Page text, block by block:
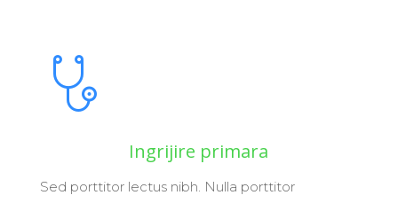
Ingrijire primara
Sed porttitor lectus nibh. Nulla porttitor